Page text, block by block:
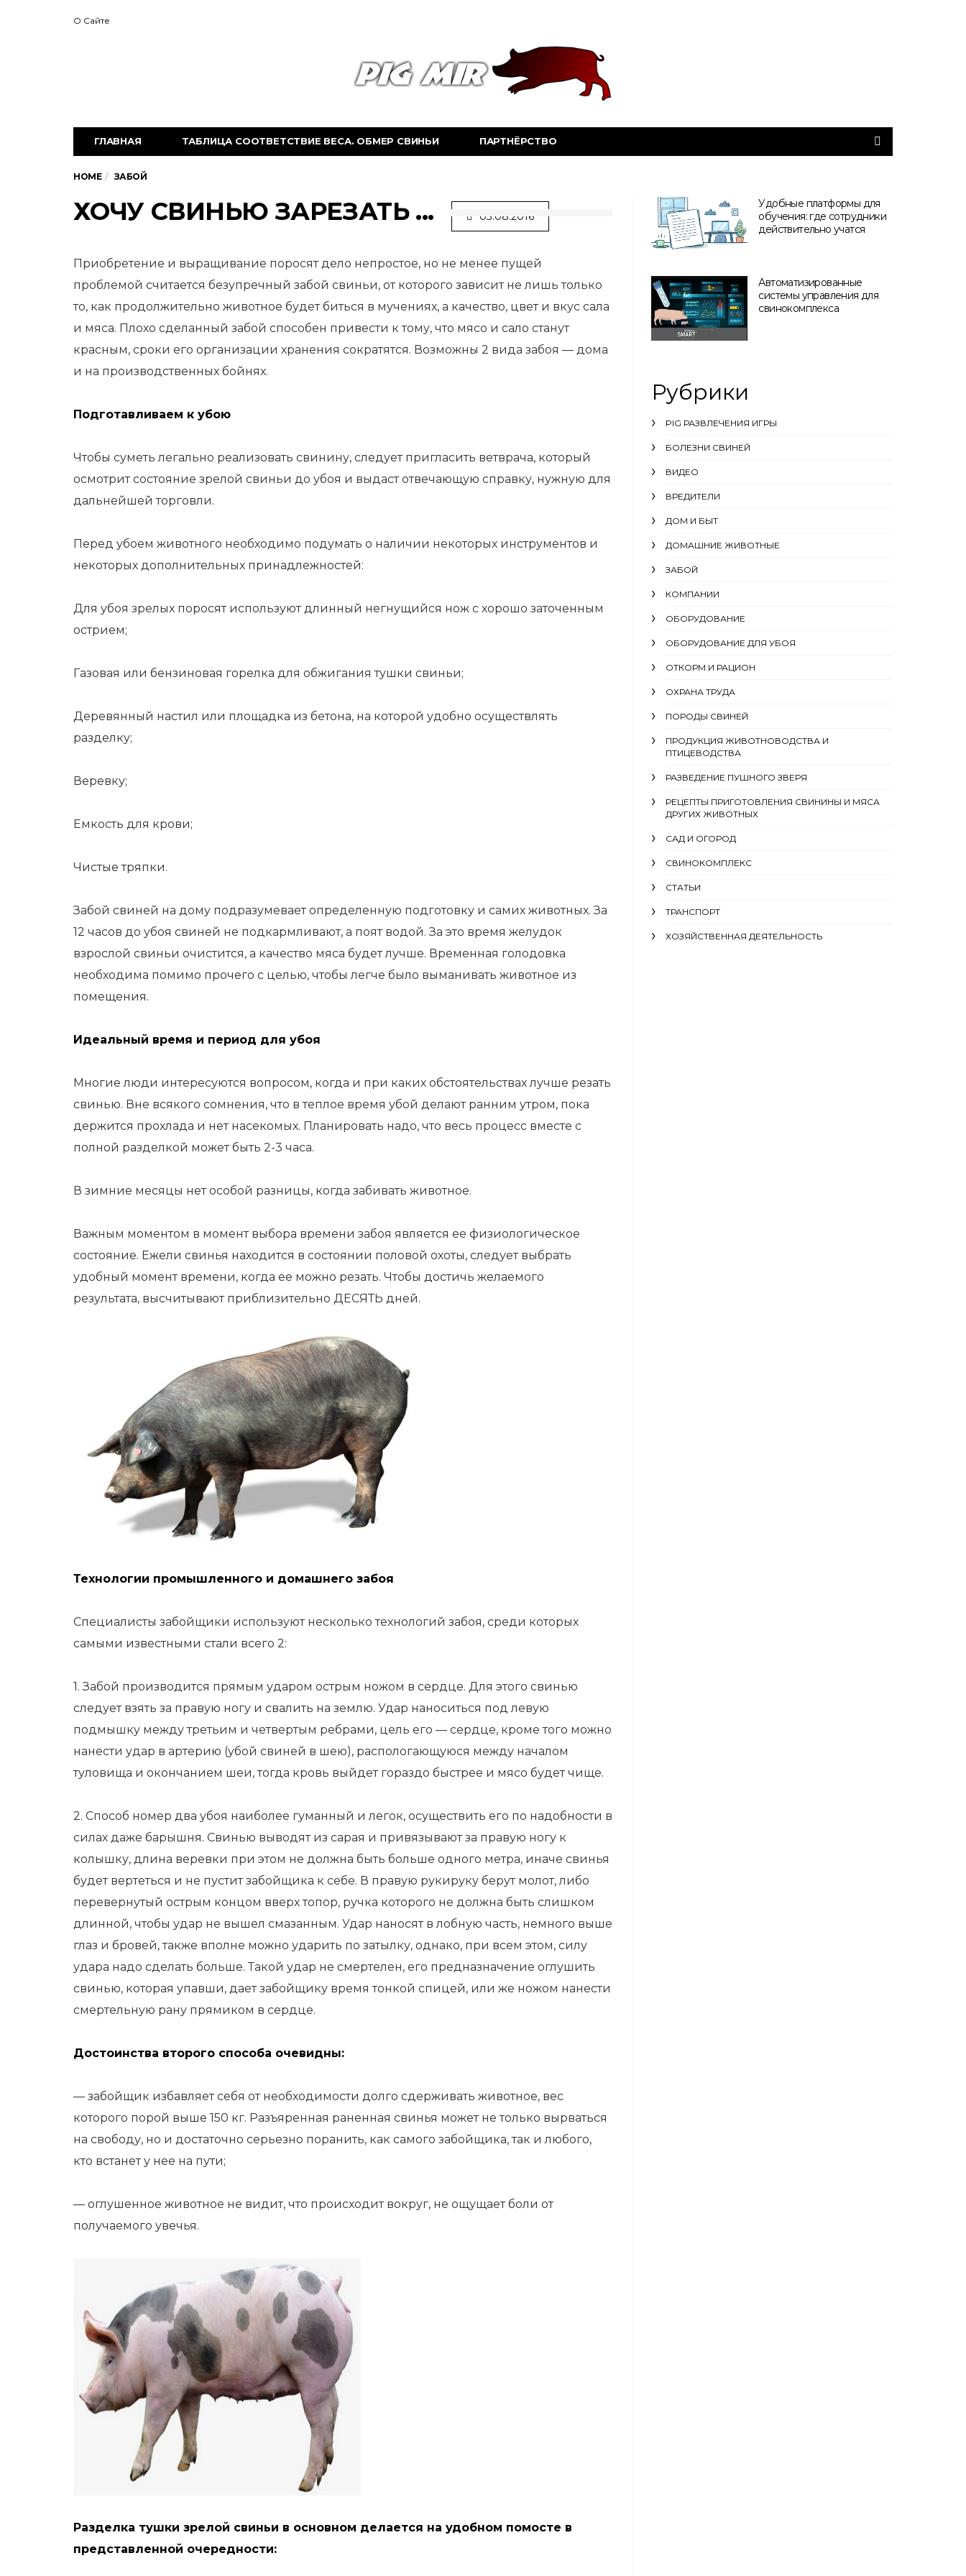
О Сайте
ГЛАВНАЯ ТАБЛИЦА СООТВЕТСТВИЕ ВЕСА. ОБМЕР СВИНЬИ ПАРТНЁРСТВО
HOME ЗАБОЙ
ХОЧУ СВИНЬЮ ЗАРЕЗАТЬ ... 03.08.2016
Приобретение и выращивание поросят дело непростое, но не менее пущей
проблемой считается безупречный забой свиньи, от которого зависит не лишь только
то, как продолжительно животное будет биться в мучениях, а качество, цвет и вкус сала
и мяса. Плохо сделанный забой способен привести к тому, что мясо и сало станут
красным, сроки его организации хранения сократятся. Возможны 2 вида забоя — дома
и на производственных бойнях.
Подготавливаем к убою
Чтобы суметь легально реализовать свинину, следует пригласить ветврача, который
осмотрит состояние зрелой свиньи до убоя и выдаст отвечающую справку, нужную для
дальнейшей торговли.
Перед убоем животного необходимо подумать о наличии некоторых инструментов и
некоторых дополнительных принадлежностей:
Для убоя зрелых поросят используют длинный негнущийся нож с хорошо заточенным
острием;
Газовая или бензиновая горелка для обжигания тушки свиньи;
Деревянный настил или площадка из бетона, на которой удобно осуществлять
разделку;
Веревку;
Емкость для крови;
Чистые тряпки.
Забой свиней на дому подразумевает определенную подготовку и самих животных. За
12 часов до убоя свиней не подкармливают, а поят водой. За это время желудок
взрослой свиньи очистится, а качество мяса будет лучше. Временная голодовка
необходима помимо прочего с целью, чтобы легче было выманивать животное из
помещения.
Идеальный время и период для убоя
Многие люди интересуются вопросом, когда и при каких обстоятельствах лучше резать
свинью. Вне всякого сомнения, что в теплое время убой делают ранним утром, пока
держится прохлада и нет насекомых. Планировать надо, что весь процесс вместе с
полной разделкой может быть 2-3 часа.
В зимние месяцы нет особой разницы, когда забивать животное.
Важным моментом в момент выбора времени забоя является ее физиологическое
состояние. Ежели свинья находится в состоянии половой охоты, следует выбрать
удобный момент времени, когда ее можно резать. Чтобы достичь желаемого
результата, высчитывают приблизительно ДЕСЯТЬ дней.
Технологии промышленного и домашнего забоя
Специалисты забойщики используют несколько технологий забоя, среди которых
самыми известными стали всего 2:
1. Забой производится прямым ударом острым ножом в сердце. Для этого свинью
следует взять за правую ногу и свалить на землю. Удар наноситься под левую
подмышку между третьим и четвертым ребрами, цель его — сердце, кроме того можно
нанести удар в артерию (убой свиней в шею), распологающуюся между началом
туловища и окончанием шеи, тогда кровь выйдет гораздо быстрее и мясо будет чище.
2. Способ номер два убоя наиболее гуманный и легок, осуществить его по надобности в
силах даже барышня. Свинью выводят из сарая и привязывают за правую ногу к
колышку, длина веревки при этом не должна быть больше одного метра, иначе свинья
будет вертеться и не пустит забойщика к себе. В правую рукируку берут молот, либо
перевернутый острым концом вверх топор, ручка которого не должна быть слишком
длинной, чтобы удар не вышел смазанным. Удар наносят в лобную часть, немного выше
глаз и бровей, также вполне можно ударить по затылку, однако, при всем этом, силу
удара надо сделать больше. Такой удар не смертелен, его предназначение оглушить
свинью, которая упавши, дает забойщику время тонкой спицей, или же ножом нанести
смертельную рану прямиком в сердце.
Достоинства второго способа очевидны:
— забойщик избавляет себя от необходимости долго сдерживать животное, вес
которого порой выше 150 кг. Разъяренная раненная свинья может не только вырваться
на свободу, но и достаточно серьезно поранить, как самого забойщика, так и любого,
кто встанет у нее на пути;
— оглушенное животное не видит, что происходит вокруг, не ощущает боли от
получаемого увечья.
Разделка тушки зрелой свиньи в основном делается на удобном помосте в
представленной очередности:
Удобные платформы для
обучения: где сотрудники
действительно учатся
Автоматизированные
системы управления для
свинокомплекса
Рубрики
PIG РАЗВЛЕЧЕНИЯ ИГРЫ
БОЛЕЗНИ СВИНЕЙ
ВИДЕО
ВРЕДИТЕЛИ
ДОМ И БЫТ
ДОМАШНИЕ ЖИВОТНЫЕ
ЗАБОЙ
КОМПАНИИ
ОБОРУДОВАНИЕ
ОБОРУДОВАНИЕ ДЛЯ УБОЯ
ОТКОРМ И РАЦИОН
ОХРАНА ТРУДА
ПОРОДЫ СВИНЕЙ
ПРОДУКЦИЯ ЖИВОТНОВОДСТВА И
ПТИЦЕВОДСТВА
РАЗВЕДЕНИЕ ПУШНОГО ЗВЕРЯ
РЕЦЕПТЫ ПРИГОТОВЛЕНИЯ СВИНИНЫ И МЯСА
ДРУГИХ ЖИВОТНЫХ
САД И ОГОРОД
СВИНОКОМПЛЕКС
СТАТЬИ
ТРАНСПОРТ
ХОЗЯЙСТВЕННАЯ ДЕЯТЕЛЬНОСТЬ